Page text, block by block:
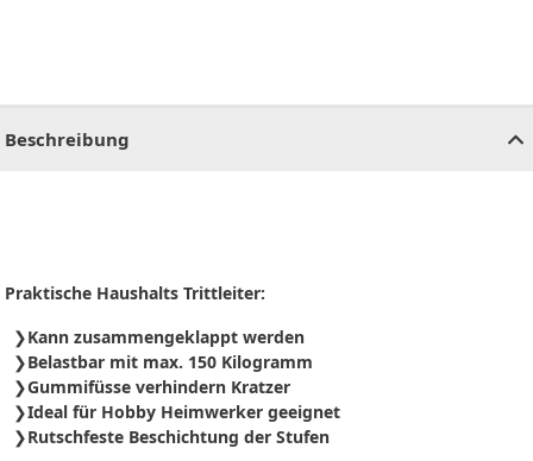
Beschreibung
Praktische Haushalts Trittleiter:
Kann zusammengeklappt werden
Belastbar mit max. 150 Kilogramm
Gummifüsse verhindern Kratzer
Ideal für Hobby Heimwerker geeignet
Rutschfeste Beschichtung der Stufen